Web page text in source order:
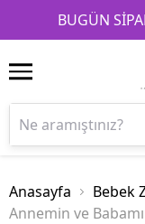
BUGÜN
Anasayfa Bebek
Annemin ve